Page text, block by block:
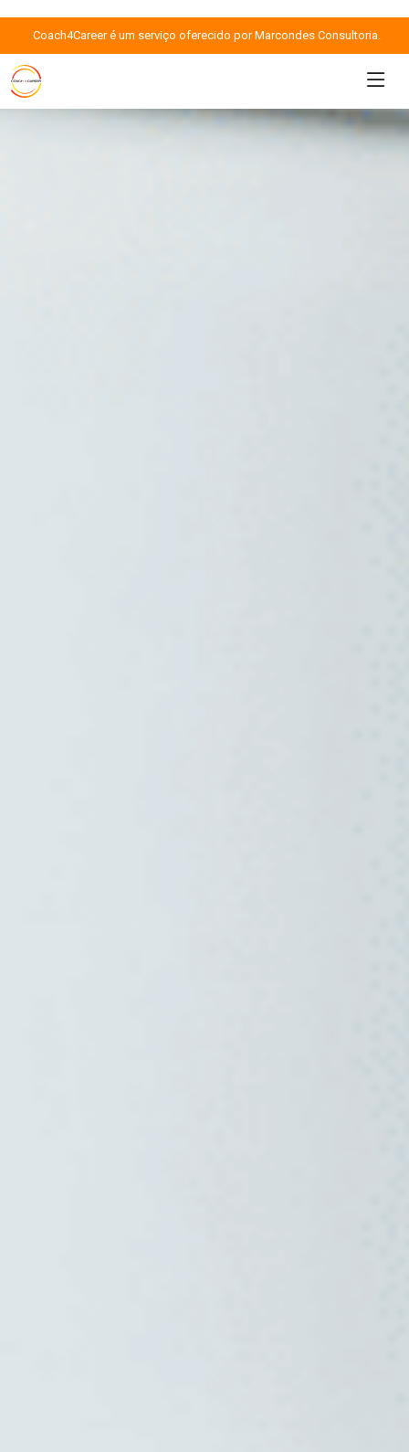
Coach4Career é um serviço oferecido por Marcondes Consultoria.